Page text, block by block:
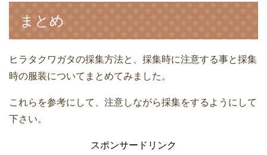
まとめ
ヒラタクワガタの採集方法と、採集時に注意する事と採集
時の服装についてまとめてみました。
これらを参考にして、注意しながら採集をするようにして
下さい。
スポンサードリンク